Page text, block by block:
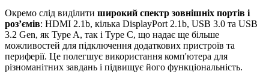
Окремо слід виділити широкий спектр зовнішніх портів і
роз’ємів: HDMI 2.1b, кілька DisplayPort 2.1b, USB 3.0 та USB
3.2 Gen, як Type A, так і Type C, що надає ще більше
можливостей для підключення додаткових пристроїв та
периферії. Це полегшує використання комп'ютера для
різноманітних завдань і підвищує його функціональність.